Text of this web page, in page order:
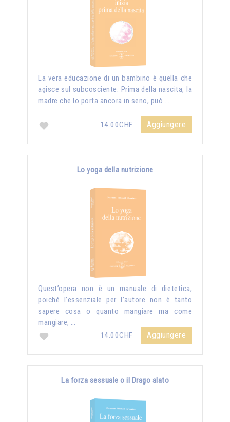
La vera educazione di un bambino è quella che
agisce sul subcosciente. Prima della nascita, la
madre che lo porta ancora in seno, può …
14.00CHF Aggiungere
Lo yoga della nutrizione
Quest’opera non è un manuale di dietetica,
poiché l’essenziale per l’autore non è tanto
sapere cosa o quanto mangiare ma come
mangiare, …
14.00CHF
Aggiungere
La forza sessuale o il Drago alato